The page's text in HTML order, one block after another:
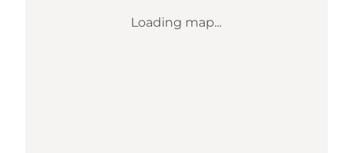
Loading map...